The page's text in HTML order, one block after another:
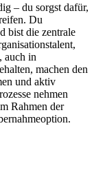
– du sorgst dafür,
Du
bist die zentrale
auch in
machen den
und aktiv
nehmen
Rahmen der